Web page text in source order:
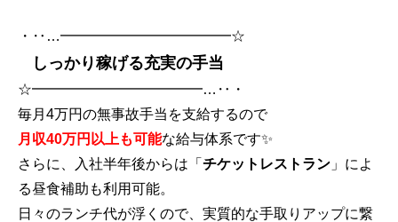
・‥…━━━━━━━━━━━━☆
しっかり稼げる充実の手当
☆━━━━━━━━━━━━…‥・
毎月4万円の無事故手当を支給するので
月収40万円以上も可能な給与体系です✨
さらに、入社半年後からは「 チケットレストラン 」によ
る昼食補助も利用可能。
日々のランチ代が浮くので、実質的な手取りアップに繋